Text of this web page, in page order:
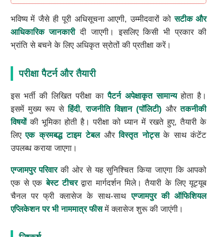
भविष्य में जैसे ही पूरी अधिसूचना आएगी, उम्मीदवारों कोसटीक और
आधिकारिक जानकारीदी जाएगी। इसलिए किसी भी प्रकार की
भ्रांति से बचने के लिए अधिकृत स्रोतों की प्रतीक्षा करें।
परीक्षा पैटर्न और तैयारी
इस भर्ती की लिखित परीक्षा कापैटर्न अपेक्षाकृत सामान्यहोता है।
इसमें मुख्य रूप सेहिंदी,राजनीति विज्ञान (पॉलिटी) औरतकनीकी
विषयोंकी भूमिका होती है। परीक्षा को ध्यान में रखते हुए, तैयारी के
लिएएक क्रमबद्ध टाइम टेबलऔरविस्तृत नोट्सके साथ कंटेंट
उपलब्ध कराया जाएगा।
एग्जामपुर परिवारकी ओर से यह सुनिश्चित किया जाएगा कि आपको
एक से एकबेस्ट टीचरद्वारा मार्गदर्शन मिले। तैयारी के लिए यूट्यूब
चैनल पर फ्री क्लासेज के साथ-साथएग्जामपुर की ऑफिशियल
एप्लिकेशन पर भी नाममात्र फीसमें क्लासेज शुरू की जाएंगी।